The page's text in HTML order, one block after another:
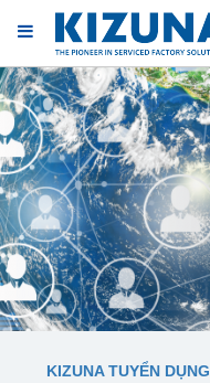
KIZUNA TUYỂN DỤNG